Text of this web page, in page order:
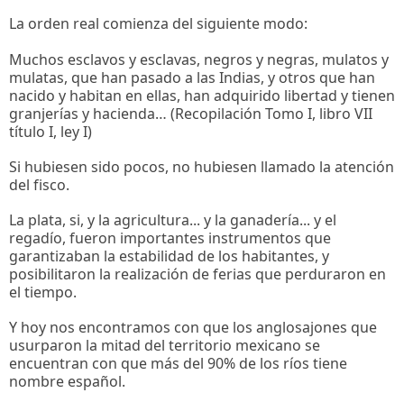
La orden real comienza del siguiente modo:
Muchos esclavos y esclavas, negros y negras, mulatos y
mulatas, que han pasado a las Indias, y otros que han
nacido y habitan en ellas, han adquirido libertad y tienen
granjerías y hacienda… (Recopilación Tomo I, libro VII
título I, ley I)
Si hubiesen sido pocos, no hubiesen llamado la atención
del fisco.
La plata, si, y la agricultura... y la ganadería... y el
regadío, fueron importantes instrumentos que
garantizaban la estabilidad de los habitantes, y
posibilitaron la realización de ferias que perduraron en
el tiempo.
Y hoy nos encontramos con que los anglosajones que
usurparon la mitad del territorio mexicano se
encuentran con que más del 90% de los ríos tiene
nombre español.